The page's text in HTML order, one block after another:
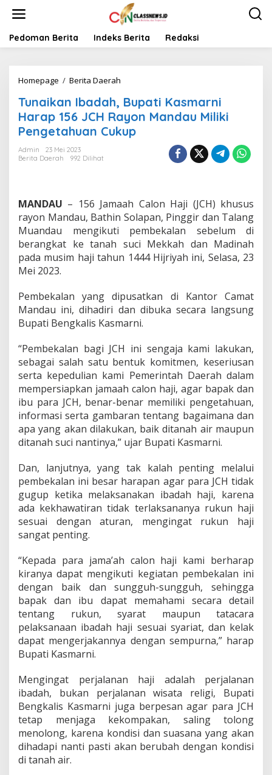
t
Pedoman Berita Indeks Berita Redaksi
Homepage / Berita Daerah
n
a
i
k
d
a
h
B
u
i
K
a
m
a
r
n
i
H
a
r
a
p
J
C
H
R
n
M
a
n
d
a
u
M
k
P
e
n
g
e
Tunaikan Ibadah, Bupati Kasmarni
Harap 156 JCH Rayon Mandau Miliki
Pengetahuan Cukup
Admin
23 Mei 2023
Berita Daerah
992 Dilihat
MANDAU – 156 Jamaah Calon Haji (JCH) khusus
rayon Mandau, Bathin Solapan, Pinggir dan Talang
Muandau mengikuti pembekalan sebelum di
berangkat ke tanah suci Mekkah dan Madinah
pada musim haji tahun 1444 Hijriyah ini, Selasa, 23
Mei 2023.
Pembekalan yang dipusatkan di Kantor Camat
Mandau ini, dihadiri dan dibuka secara langsung
Bupati Bengkalis Kasmarni.
“Pembekalan bagi JCH ini sengaja kami lakukan,
sebagai salah satu bentuk komitmen, keseriusan
serta kepedulian kami Pemerintah Daerah dalam
mempersiapkan jamaah calon haji, agar bapak dan
ibu para JCH, benar-benar memiliki pengetahuan,
informasi serta gambaran tentang bagaimana dan
apa yang akan dilakukan, baik ditanah air maupun
ditanah suci nantinya,” ujar Bupati Kasmarni.
Dan, lanjutnya, yang tak kalah penting melalui
pembekalan ini besar harapan agar para JCH tidak
gugup ketika melaksanakan ibadah haji, karena
ada kekhawatiran tidak terlaksananya rukun haji
sesuai dengan aturan, mengingat rukun haji
sangat penting.
“Kepada para jama’ah calon haji kami berharap
kiranya dapat mengikuti kegiatan pembekalan ini
dengan baik dan sungguh-sungguh, sehingga
bapak dan ibu dapat memahami secara detail
tentang rukun, syarat maupun tatacara
pelaksanaan ibadah haji sesuai syariat, dan kelak
dapat mengerjakannya dengan sempurna,” harap
Bupati Kasmarni.
Mengingat perjalanan haji adalah perjalanan
ibadah, bukan perjalanan wisata religi, Bupati
Bengkalis Kasmarni juga berpesan agar para JCH
tetap menjaga kekompakan, saling tolong
menolong, karena kondisi dan suasana yang akan
dihadapi nanti pasti akan berubah dengan kondisi
di tanah air.